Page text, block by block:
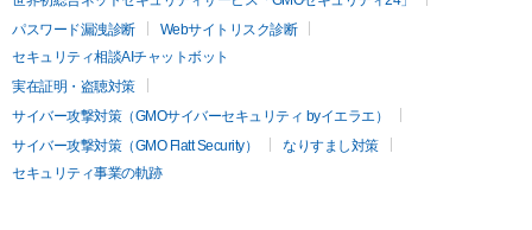
パスワード漏洩診断
Webサイトリスク診断
セキュリティ相談AIチャットボット
実在証明・盗聴対策
サイバー攻撃対策（GMOサイバーセキュリティ byイエラエ）
サイバー攻撃対策（GMO Flatt Security）
なりすまし対策
セキュリティ事業の軌跡